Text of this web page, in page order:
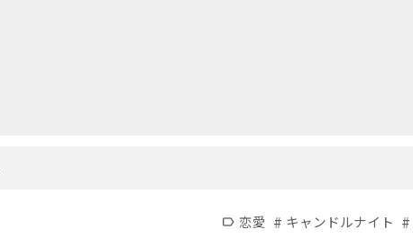
label 恋愛 # キャンドルナイト #